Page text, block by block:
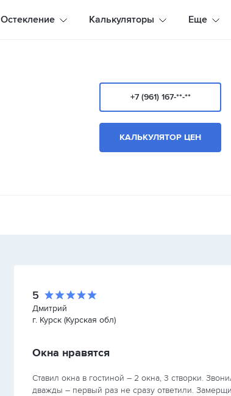
Остекление Калькуляторы Еще
+7 (961) 167-**-**
КАЛЬКУЛЯТОР ЦЕН
5
Дмитрий
г. Курск (Курская обл)
Окна нравятся
Ставил окна в гостиной – 2 окна, 3 створки. Звонил
дважды – первый раз не сразу ответили.